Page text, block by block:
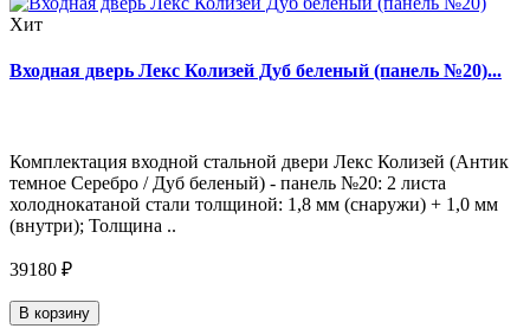
Хит
Входная дверь Лекс Колизей Дуб беленый (панель №20)...
Комплектация входной стальной двери Лекс Колизей (Антик
темное Серебро / Дуб беленый) - панель №20: 2 листа
холоднокатаной стали толщиной: 1,8 мм (снаружи) + 1,0 мм
(внутри); Толщина ..
39180 ₽
В корзину